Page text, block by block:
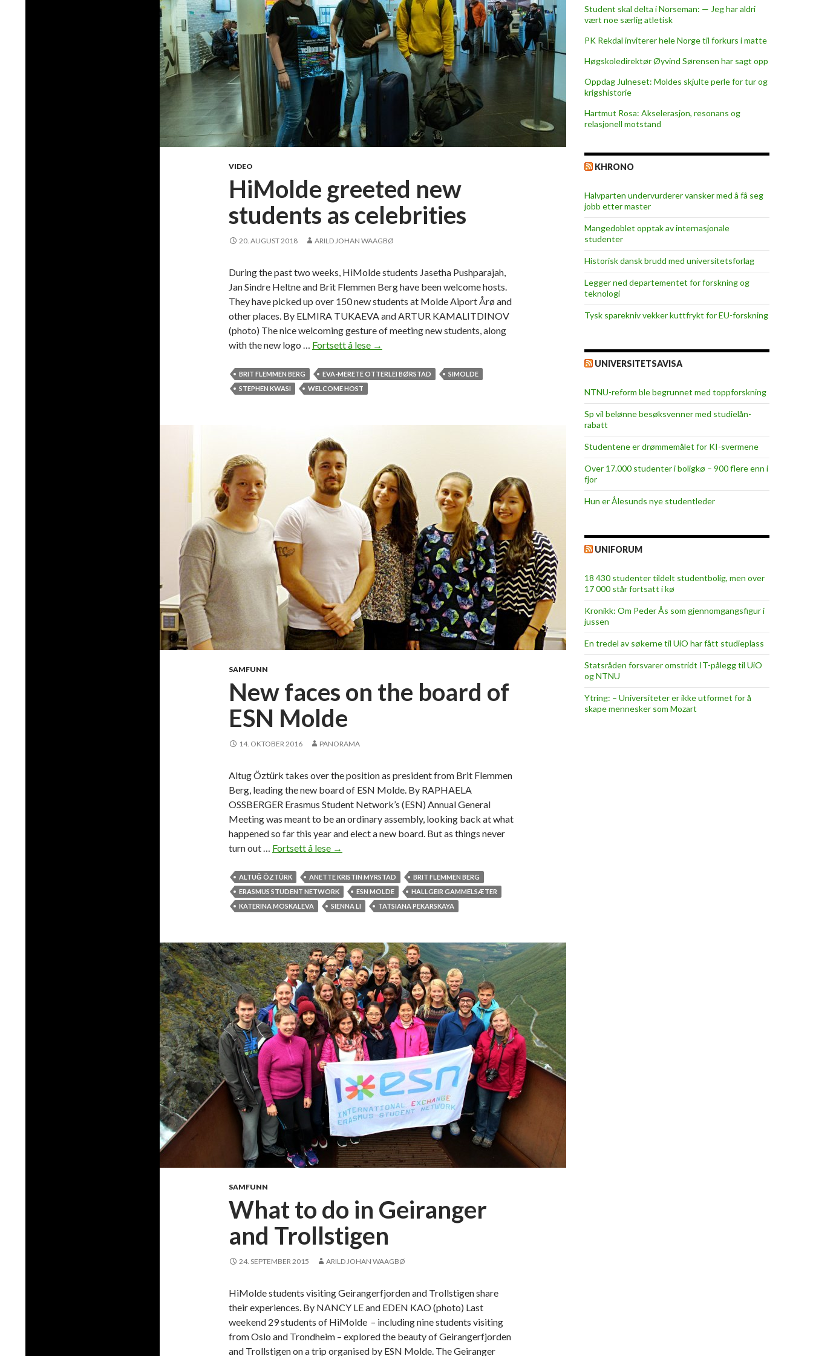
VIDEO
HiMolde greeted new
students as celebrities
20. AUGUST 2018 ARILD JOHAN WAAGBØ
During the past two weeks, HiMolde students Jasetha Pushparajah,
Jan Sindre Heltne and Brit Flemmen Berg have been welcome hosts.
They have picked up over 150 new students at Molde Aiport Årø and
other places. By ELMIRA TUKAEVA and ARTUR KAMALITDINOV
(photo) The nice welcoming gesture of meeting new students, along
with the new logo … Fortsett å lese H
M
e
e
t
e
d
n
e
w
s
t
u
e
e
b
r
i
t
s
→
BRIT FLEMMEN BERG EVA-MERETE OTTERLEI BØRSTAD
SIMOLDE
STEPHEN KWASI
WELCOME HOST
SAMFUNN
New faces on the board of
ESN Molde
14. OKTOBER 2016 PANORAMA
Altug Öztürk takes over the position as president from Brit Flemmen
Berg, leading the new board of ESN Molde. By RAPHAELA
OSSBERGER Erasmus Student Network’s (ESN) Annual General
Meeting was meant to be an ordinary assembly, looking back at what
happened so far this year and elect a new board. But as things never
turn out … Fortsett å lese N
w
f
a
s
o
n
t
h
e
b
o
a
r
d
f
E
S
N
d
e
→
ALTUĞ ÖZTÜRK ANETTE KRISTIN MYRSTAD
BRIT FLEMMEN BERG
ERASMUS STUDENT NETWORK
ESN MOLDE
HALLGEIR GAMMELSÆTER
KATERINA MOSKALEVA
SIENNA LI TATSIANA PEKARSKAYA
SAMFUNN
What to do in Geiranger
and Trollstigen
24. SEPTEMBER 2015 ARILD JOHAN WAAGBØ
HiMolde students visiting Geirangerfjorden and Trollstigen share
their experiences. By NANCY LE and EDEN KAO (photo) Last
weekend 29 students of HiMolde – including nine students visiting
from Oslo and Trondheim – explored the beauty of Geirangerfjorden
and Trollstigen on a trip organised by ESN Molde. The Geiranger
Student skal delta i Norseman: — Jeg har aldri
vært noe særlig atletisk
PK Rekdal inviterer hele Norge til forkurs i matte
Høgskoledirektør Øyvind Sørensen har sagt opp
Oppdag Julneset: Moldes skjulte perle for tur og
krigshistorie
Hartmut Rosa: Akselerasjon, resonans og
relasjonell motstand
KHRONO
Halvparten undervurderer vansker med å få seg
jobb etter master
Mangedoblet opptak av internasjonale
studenter
Historisk dansk brudd med universitetsforlag
Legger ned departementet for forskning og
teknologi
Tysk sparekniv vekker kuttfrykt for EU-forskning
UNIVERSITETSAVISA
NTNU-reform ble begrunnet med toppforskning
Sp vil belønne besøksvenner med studielån-
rabatt
Studentene er drømmemålet for KI-svermene
Over 17.000 studenter i boligkø – 900 flere enn i
fjor
Hun er Ålesunds nye studentleder
UNIFORUM
18 430 studenter tildelt studentbolig, men over
17 000 står fortsatt i kø
Kronikk: Om Peder Ås som gjennomgangsfigur i
jussen
En tredel av søkerne til UiO har fått studieplass
Statsråden forsvarer omstridt IT-pålegg til UiO
og NTNU
Ytring: – Universiteter er ikke utformet for å
skape mennesker som Mozart